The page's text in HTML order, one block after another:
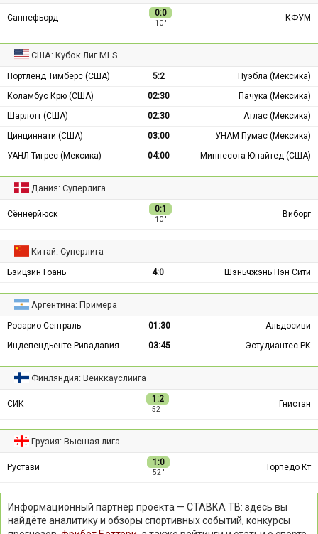
Саннефьорд 0:0
10 ′
КФУМ
США: Кубок Лиг MLS
Портленд Тимберс (США) 5:2
Пуэбла (Мексика)
Коламбус Крю (США)
02:30
Пачука (Мексика)
Шарлотт (США)
02:30
Атлас (Мексика)
Цинциннати (США)
03:00
УНАМ Пумас (Мексика)
УАНЛ Тигрес (Мексика)
04:00 Миннесота Юнайтед (США)
Дания: Суперлига
Сённерйюск 0:1
10 ′
Виборг
Китай: Суперлига
Бэйцзин Гоань 4:0 Шэньчжэнь Пэн Сити
Аргентина: Примера
Росарио Сентраль 01:30
Альдосиви
Индепендьенте Ривадавия
03:45 Эстудиантес РК
Финляндия: Вейккауслиига
СИК 1:2
52 ′
Гнистан
Грузия: Высшая лига
Рустави 1:0
52 ′
Торпедо Кт
Информационный партнёр проекта — СТАВКА ТВ: здесь вы
найдёте аналитику и обзоры спортивных событий, конкурсы